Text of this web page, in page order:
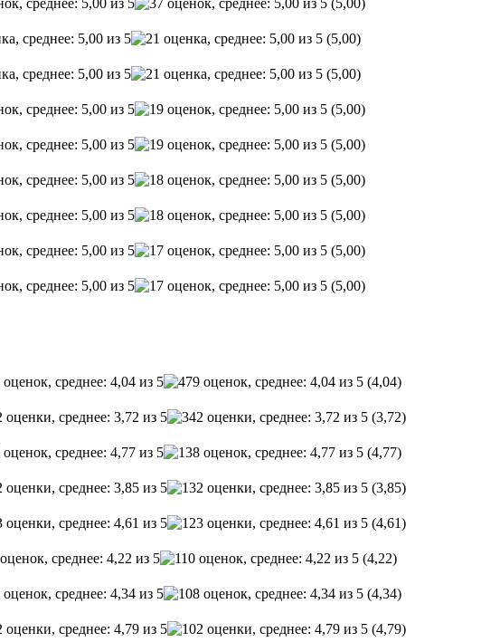
(5,00)
(5,00)
(5,00)
(5,00)
(5,00)
(5,00)
(5,00)
(5,00)
(4,04)
(3,72)
(4,77)
(3,85)
(4,61)
(4,22)
(4,34)
(4,79)